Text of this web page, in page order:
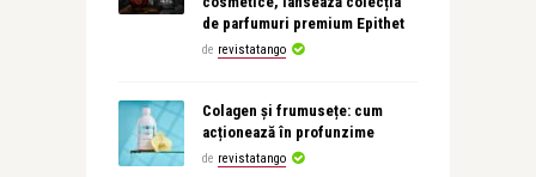
de parfumuri premium Epithet
de revistatango
Colagen și frumusețe: cum
acționează în profunzime
de revistatango